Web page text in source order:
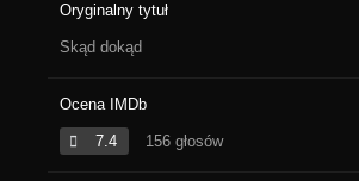
Oryginalny tytuł
Skąd dokąd
Ocena IMDb
7.4 156 głosów